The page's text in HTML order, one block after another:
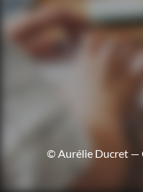
© Aurélie Ducret —